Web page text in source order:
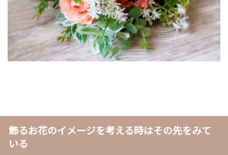
飾るお花のイメージを考える時はその先をみて
いる